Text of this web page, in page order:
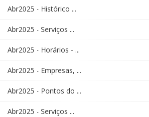
Abr2025 - Histórico ...
Abr2025 - Serviços ...
Abr2025 - Horários - ...
Abr2025 - Empresas, ...
Abr2025 - Pontos do ...
Abr2025 - Serviços ...